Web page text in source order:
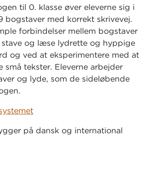
til 0. klasse øver eleverne sig i
bogstaver med korrekt skrivevej.
forbindelser mellem bogstaver
og læse lydrette og hyppige
og ved at eksperimentere med at
små tekster. Eleverne arbejder
og lyde, som de sideløbende
på dansk og international
lektorer ved Københavns